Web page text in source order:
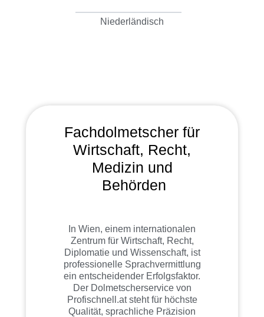
Niederländisch
Fachdolmetscher für
Wirtschaft, Recht,
Medizin und
Behörden
In Wien, einem internationalen
Zentrum für Wirtschaft, Recht,
Diplomatie und Wissenschaft, ist
professionelle Sprachvermittlung
ein entscheidender Erfolgsfaktor.
Der Dolmetscherservice von
Profischnell.at steht für höchste
Qualität, sprachliche Präzision